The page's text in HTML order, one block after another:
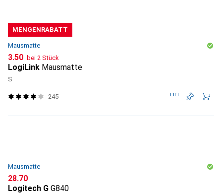
MENGENRABATT
Mausmatte
CHF
3.50 bei 2 Stück
LogiLink Mausmatte
S
245
Mausmatte
CHF
28.70
Logitech G G840